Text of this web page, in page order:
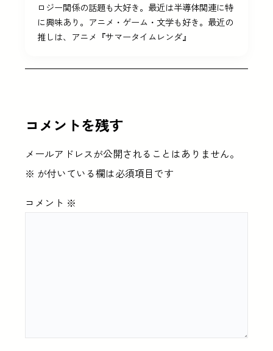
ロジー関係の話題も大好き。最近は半導体関連に特
に興味あり。アニメ・ゲーム・文学も好き。最近の
推しは、アニメ『サマータイムレンダ』
コメントを残す
メールアドレスが公開されることはありません。
※ が付いている欄は必須項目です
コメント ※